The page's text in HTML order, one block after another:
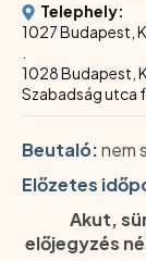
Telephely:
1027 Budapest,
1028 Budapest,
Szabadság utca
Beutaló:nem
Előzetes
Akut,
előjegyzés